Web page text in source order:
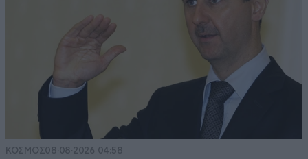
ΚΟΣΜΟΣ08·08·2026 04:58